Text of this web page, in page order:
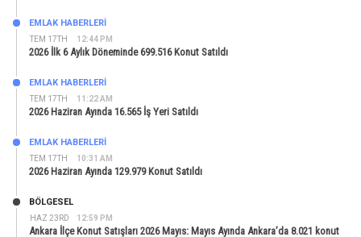
TEM 17TH 12:44 PM
EMLAK HABERLERI
2026 İlk 6 Aylık Döneminde 699.516 Konut Satıldı
TEM 17TH 11:22 AM
EMLAK HABERLERI
2026 Haziran Ayında 16.565 İş Yeri Satıldı
TEM 17TH 10:31 AM
EMLAK HABERLERI
2026 Haziran Ayında 129.979 Konut Satıldı
HAZ 23RD 12:59 PM
BÖLGESEL
Ankara İlçe Konut Satışları 2026 Mayıs: Mayıs Ayında Ankara’da 8.021 konut